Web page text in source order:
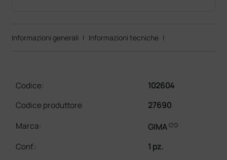
Informazioni generali | Informazioni tecniche |
Codice:
102604
Codice produttore
27690
Marca:
GIMAlink
Conf.:
1 pz.